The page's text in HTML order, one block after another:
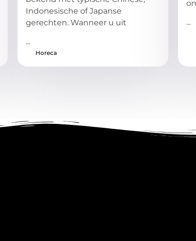
Indonesische of Japanse
gerechten. Wanneer u uit
...
Horeca
...